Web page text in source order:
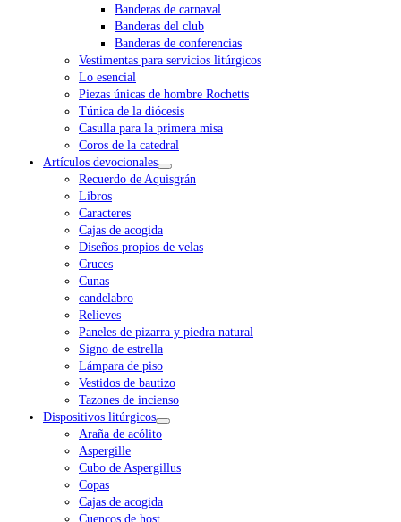
Banderas de carnaval
Banderas del club
Banderas de conferencias
Vestimentas para servicios litúrgicos
Lo esencial
Piezas únicas de hombre Rochetts
Túnica de la diócesis
Casulla para la primera misa
Coros de la catedral
Artículos devocionales
Recuerdo de Aquisgrán
Libros
Caracteres
Cajas de acogida
Diseños propios de velas
Cruces
Cunas
candelabro
Relieves
Paneles de pizarra y piedra natural
Signo de estrella
Lámpara de piso
Vestidos de bautizo
Tazones de incienso
Dispositivos litúrgicos
Araña de acólito
Aspergille
Cubo de Aspergillus
Copas
Cajas de acogida
Cuencos de host